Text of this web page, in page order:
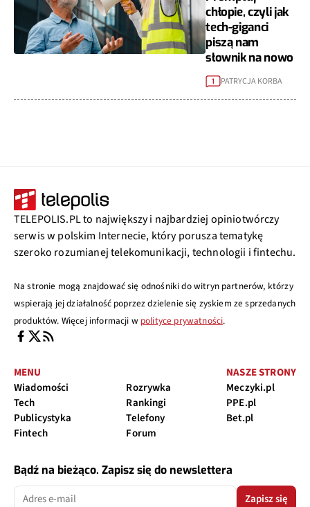
chłopie, czyli jak
tech-giganci
piszą nam
słownik na nowo
1 PATRYCJA KORBA
TELEPOLIS.PL to największy i najbardziej opiniotwórczy
serwis w polskim Internecie, który porusza tematykę
szeroko rozumianej telekomunikacji, technologii i fintechu.
Na stronie mogą znajdować się odnośniki do witryn partnerów, którzy
wspierają jej działalność poprzez dzielenie się zyskiem ze sprzedanych
produktów. Więcej informacji w polityce prywatności.
MENU
Wiadomości
Tech
Publicystyka
Fintech
Rozrywka
Rankingi
Telefony
Forum
NASZE STRONY
Meczyki.pl
PPE.pl
Bet.pl
Bądź na bieżąco. Zapisz się do newslettera
Zapisz się